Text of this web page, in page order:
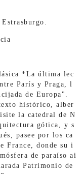
*La última lec
París y Praga, l
de Europa".
histórico, alber
la catedral de N
gótica, y s
pasee por los ca
France, donde su i
de paraíso ai
Patrimonio de